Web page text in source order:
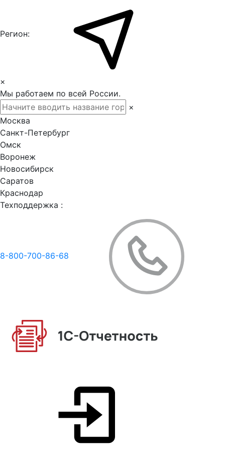
Регион:
×
Мы работаем по всей России.
×
Москва
Санкт-Петербург
Омск
Воронеж
Новосибирск
Саратов
Краснодар
Техподдержка :
8-800-700-86-68